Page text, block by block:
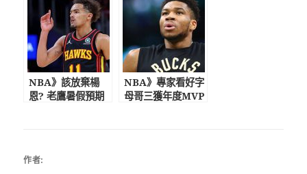
NBA》該放棄楊
恩? 老鷹暑假預期
NBA》專家看好字
母哥三獲年度MVP
作者: